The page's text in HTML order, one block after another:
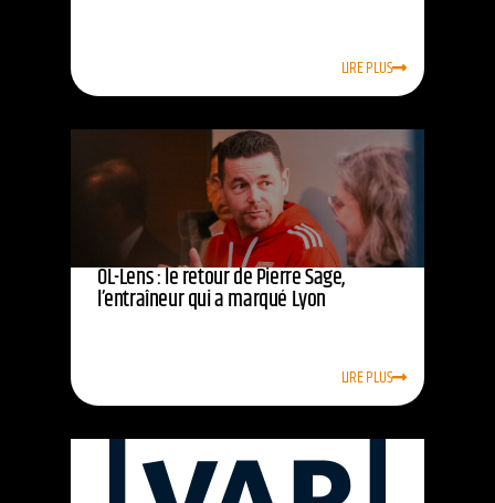
LIRE PLUS
OL-Lens : le retour de Pierre Sage,
l’entraîneur qui a marqué Lyon
LIRE PLUS